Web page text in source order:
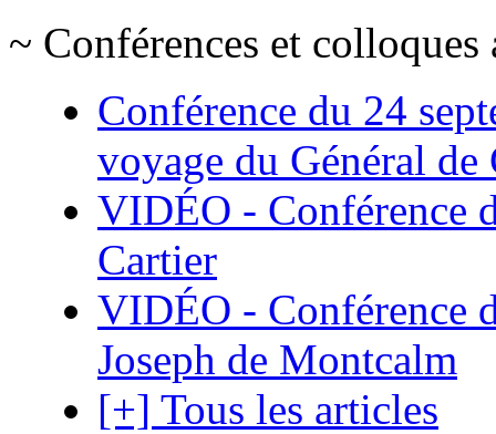
~ Conférences et
Conférence du 24
voyage du Général
VIDÉO - Conférence
Cartier
VIDÉO - Conférence
Joseph de Montcalm
[+] Tous les articles